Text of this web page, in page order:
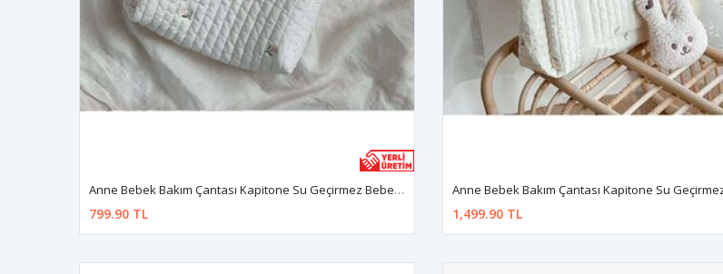
Anne Bebek Bakım Çantası Kapitone Su Geçirmez Bebek Arabası Organizer Düzenleyici Stroller Bag
799.90 TL 1,499.90 TL